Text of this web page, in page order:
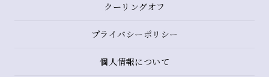
クーリングオフ
プライバシーポリシー
個人情報について